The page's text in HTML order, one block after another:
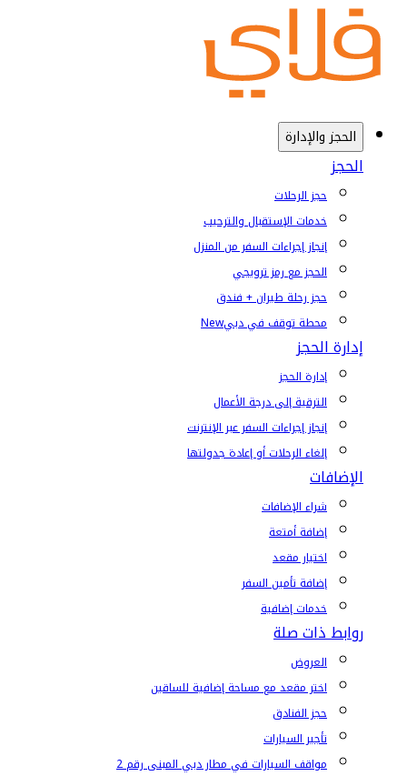
الحجز والإدارة
الحجز
حجز الرحلات
خدمات الإستقبال والترحيب
إنجاز إجراءات السفر من المنزل
الحجز مع رمز ترويجي
حجز رحلة طيران + فندق
محطة توقف في دبيNew
إدارة الحجز
إدارة الحجز
الترقية إلى درجة الأعمال
إنجاز إجراءات السفر عبر الإنترنت
إلغاء الرحلات أو إعادة جدولتها
الإضافات
شراء الإضافات
إضافة أمتعة
اختيار مقعد
إضافة تأمين السفر
خدمات إضافية
روابط ذات صلة
العروض
اختر مقعد مع مساحة إضافية للساقين
حجز الفنادق
تأجير السيارات
مواقف السيارات في مطار دبي المبنى رقم 2